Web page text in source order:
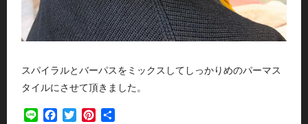
スパイラルとバーパスをミックスしてしっかりめのパーマス
タイルにさせて頂きました。
Line FacebookTwitterPinterest